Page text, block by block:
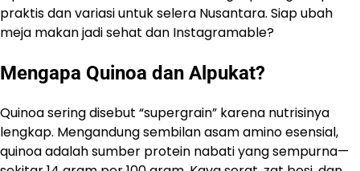
praktis dan variasi untuk selera Nusantara. Siap ubah
meja makan jadi sehat dan Instagramable?
Mengapa Quinoa dan Alpukat?
Quinoa sering disebut “supergrain” karena nutrisinya
lengkap. Mengandung sembilan asam amino esensial,
quinoa adalah sumber protein nabati yang sempurna—